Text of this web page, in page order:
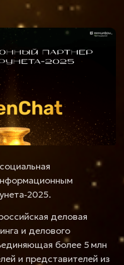
деловая
и делового
более 5 млн
и представителей из